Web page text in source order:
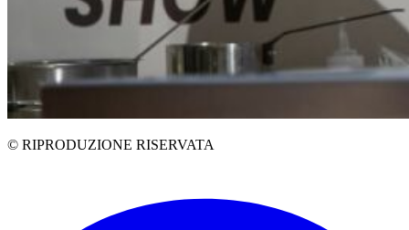
© RIPRODUZIONE RISERVATA